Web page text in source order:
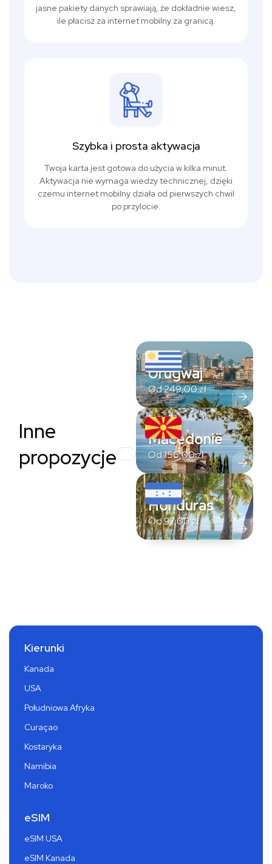
jasne pakiety danych sprawiają, że dokładnie wiesz,
ile płacisz za internet mobilny za granicą.
Szybka i prosta aktywacja
Twoja karta jest gotowa do użycia w kilka minut.
Aktywacja nie wymaga wiedzy technicznej, dzięki
czemu internet mobilny działa od pierwszych chwil
po przylocie.
Inne
propozycje
Urugwaj
Od249,00zł
Macedonië
Od156,00zł
Honduras
Od97,00zł
Kierunki
Kanada
USA
Południowa Afryka
Curaçao
Kostaryka
Namibia
Maroko
eSIM
eSIM USA
eSIM Kanada